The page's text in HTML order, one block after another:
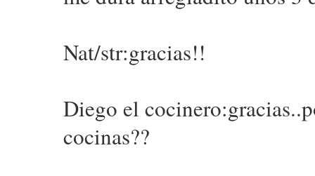
Nat/str:gracias!!
Diego el
cocinas??